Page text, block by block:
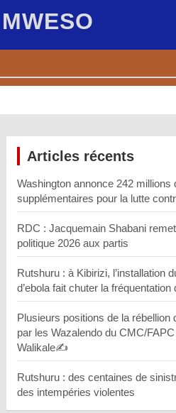
Articles récents
Washington annonce 242 millions
supplémentaires pour la lutte
RDC : Jacquemain Shabani
politique 2026 aux partis
Rutshuru : à Kibirizi, l’installation
d’ebola fait chuter la fréquentation
Plusieurs positions de la rébellion
par les Wazalendo du CMC/
Walikale✍️
Rutshuru : des centaines de
des intempéries violentes